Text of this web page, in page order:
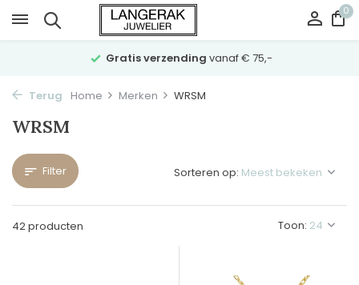
0
Gratis verzending vanaf € 75,-
Terug Home Merken WRSM
WRSM
Filter
42 producten Toon:
Sorteren op: